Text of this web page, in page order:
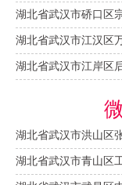
湖北省武汉市硚口区
湖北省武汉市江岸区